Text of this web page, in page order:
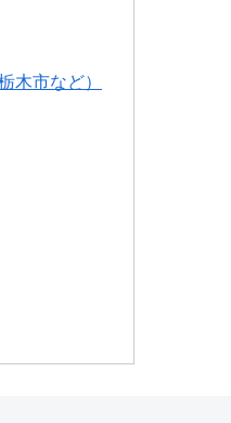
木市など）